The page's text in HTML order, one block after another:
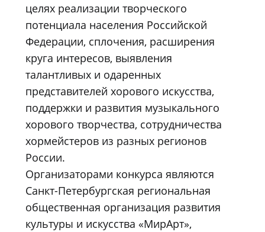
целях реализации творческого
потенциала населения Российской
Федерации, сплочения, расширения
круга интересов, выявления
талантливых и одаренных
представителей хорового искусства,
поддержки и развития музыкального
хорового творчества, сотрудничества
хормейстеров из разных регионов
России.
Организаторами конкурса являются
Санкт-Петербургская региональная
общественная организация развития
культуры и искусства «МирАрт»,